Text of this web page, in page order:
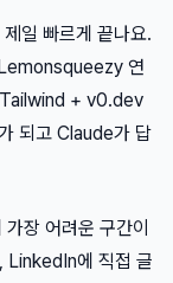
일 빠르게 끝나요.
연
Tailwind + v0.dev
되고 Claude가 답
가장 어려운 구간이
에 직접 글